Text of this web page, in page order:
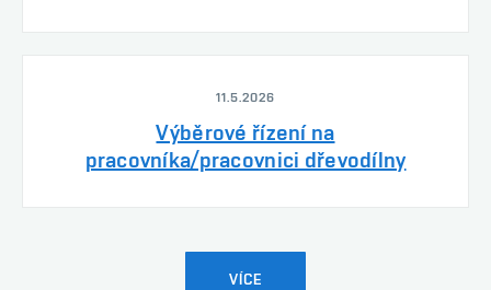
11.5.2026
Výběrové řízení na
pracovníka/pracovnici dřevodílny
VÍCE